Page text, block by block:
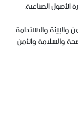
الصناعية.
والاستدامة.
والسلامة والأمن